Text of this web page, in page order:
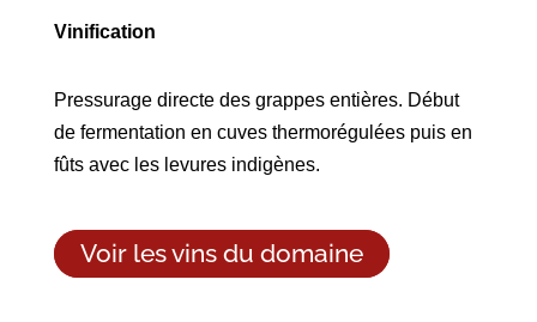
Vinification
Pressurage directe des grappes entières. Début
de fermentation en cuves thermorégulées puis en
fûts avec les levures indigènes.
Voir les vins du domaine